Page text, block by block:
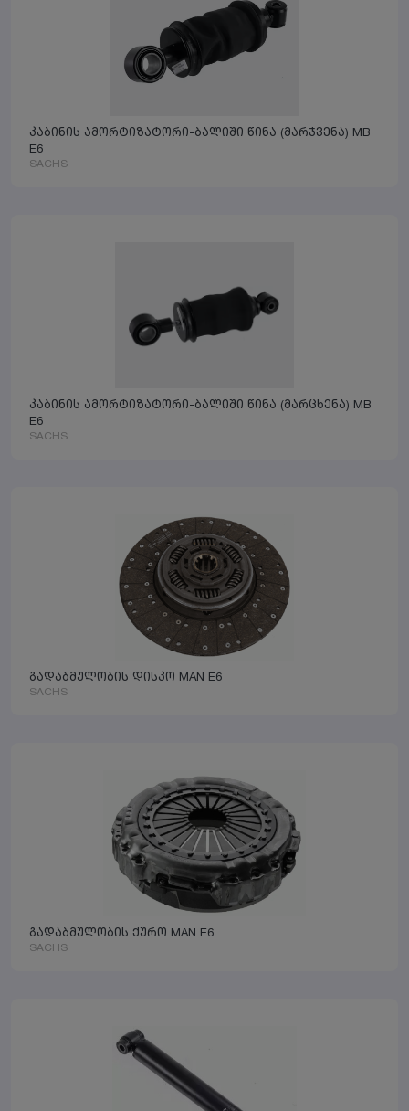
კაბინის ამორტიზატორი-ბალიში წინა (მარჯვენა) MB
E6
SACHS
კაბინის ამორტიზატორი-ბალიში წინა (მარცხენა) MB
E6
SACHS
გადაბმულობის დისკო MAN E6
SACHS
გადაბმულობის ქურო MAN E6
SACHS